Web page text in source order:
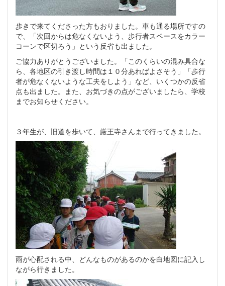
歩きで来てくださった方もおりました。車も通る場所ですの
で、「次回からは危なくないよう、歩行者スペースをカラー
コーンで区切ろう」という反省も出ました。
ご協力ありがとうございました。「このくらいの混み具合な
ら、各地区の引き渡し時間は１０分あればよさそう」「歩行
者が危なくないような工夫をしよう」など、いくつかの反省
点も出ました。また、お気づきの点がございましたら、学校
までお知らせください。
３年生が、旧道を歩いて、厳王寺さんまで行ってきました。
雨が心配される中、どんなものがあるのかを白地図に記入し
ながら行きました。